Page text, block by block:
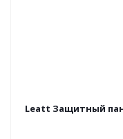
Leatt Защитный